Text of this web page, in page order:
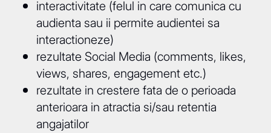
interactivitate (felul in care comunica cu
audienta sau ii permite audientei sa
interactioneze)
rezultate Social Media (comments, likes,
views, shares, engagement etc.)
rezultate in crestere fata de o perioada
anterioara in atractia si/sau retentia
angajatilor